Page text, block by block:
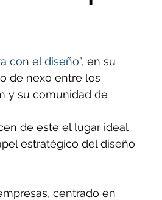
con el diseño”, en su
de nexo entre los
y su comunidad de
de este el lugar ideal
estratégico del diseño
centrado en